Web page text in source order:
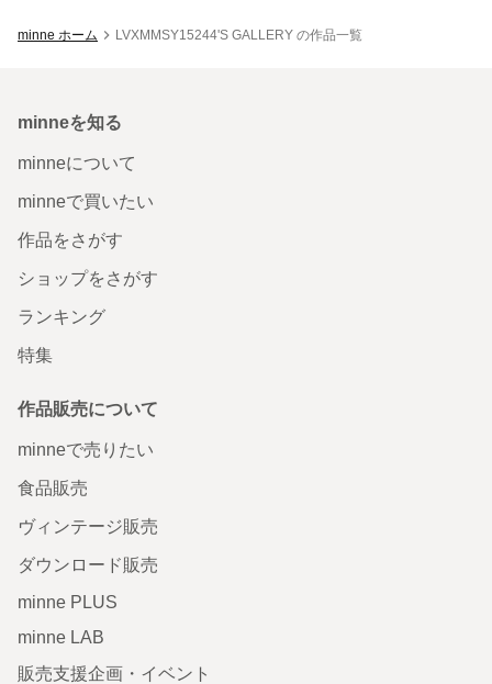
minne ホーム LVXMMSY15244'S GALLERY の作品一覧
minneを知る
minneについて
minneで買いたい
作品をさがす
ショップをさがす
ランキング
特集
作品販売について
minneで売りたい
食品販売
ヴィンテージ販売
ダウンロード販売
minne PLUS
minne LAB
販売支援企画・イベント